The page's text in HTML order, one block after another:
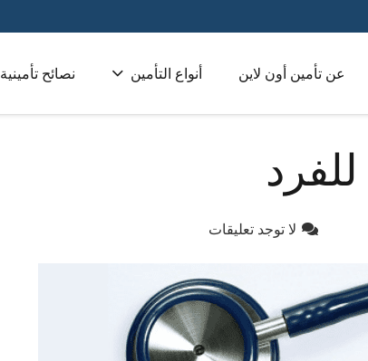
عن تأمين أون لاين أنواع التأمين نصائح تأمينية
لا توجد تعليقات